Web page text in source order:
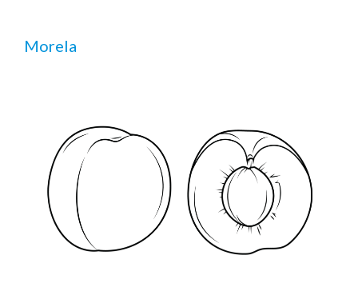
Morela